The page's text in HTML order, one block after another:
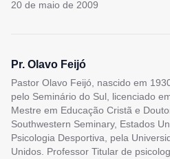
20 de maio de 2009
Pr. Olavo Feijó
Pastor Olavo Feijó, nascido em
pelo Seminário do Sul, licenciado
Mestre em Educação Cristã e
Southwestern Seminary, Estados
Psicologia Desportiva, pela
Unidos. Professor Titular de